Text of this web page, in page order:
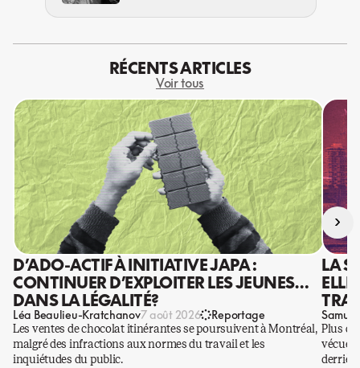
RÉCENTS ARTICLES
Voir tous
D’ADO-ACTIF À INITIATIVE JAPA :
CONTINUER D’EXPLOITER LES JEUNES…
DANS LA LÉGALITÉ?
Léa Beaulieu-Kratchanov7 août 2026 Reportage
Les ventes de chocolat itinérantes se poursuivent à Montréal,
malgré des infractions aux normes du travail et les
inquiétudes du public.
LA
Plus
vécues
›